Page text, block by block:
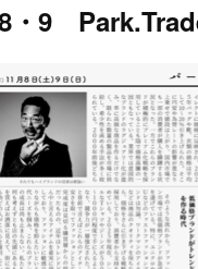
・9